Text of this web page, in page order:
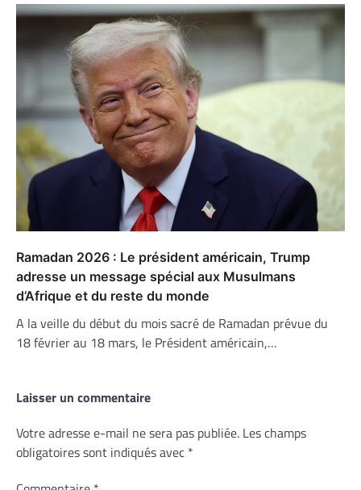
Ramadan 2026 : Le président américain, Trump
adresse un message spécial aux Musulmans
d’Afrique et du reste du monde
A la veille du début du mois sacré de Ramadan prévue du
18 février au 18 mars, le Président américain,…
Laisser un commentaire
Votre adresse e-mail ne sera pas publiée. Les champs
obligatoires sont indiqués avec *